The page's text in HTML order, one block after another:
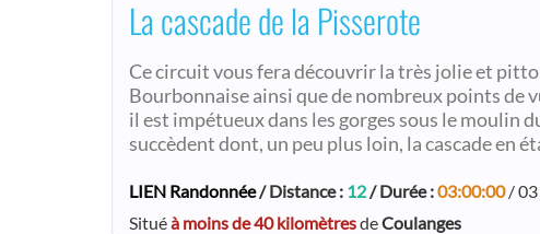
La cascade de la Pisserote
Ce circuit vous fera découvrir la très jolie et
Bourbonnaise ainsi que de nombreux points de
il est impétueux dans les gorges sous le moulin
succèdent dont, un peu plus loin, la cascade en
LIEN Randonnée/ Distance : 12/ Durée :03:00:00/ 03
Situéà moins de 40 kilomètresdeCoulanges